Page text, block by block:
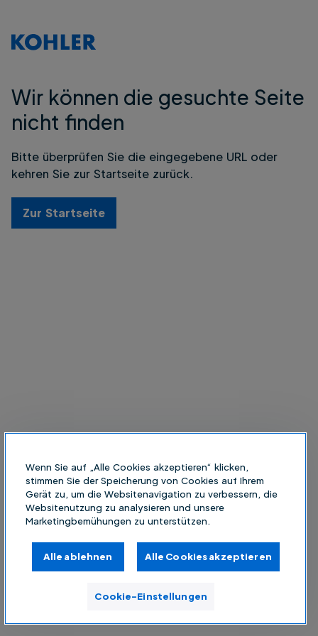
Wir können die gesuchte Seite
nicht finden
Bitte überprüfen Sie die eingegebene URL oder
kehren Sie zur Startseite zurück.
Zur Startseite
Wenn Sie auf „Alle Cookies akzeptieren“ klicken,
stimmen Sie der Speicherung von Cookies auf Ihrem
Gerät zu, um die Websitenavigation zu verbessern, die
Websitenutzung zu analysieren und unsere
Marketingbemühungen zu unterstützen.
Alle ablehnen Alle Cookies akzeptieren
Cookie-Einstellungen